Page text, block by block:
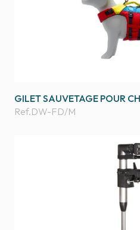
GILET SAUVETAGE POUR
Ref.DW-FD/M